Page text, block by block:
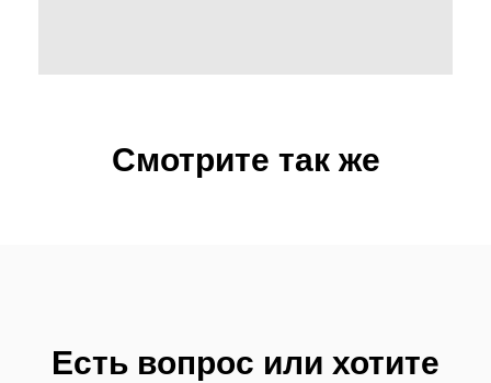
Смотрите так же
Есть вопрос или хотите